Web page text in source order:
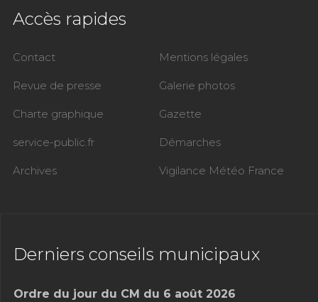
Accès rapides
Contact Mentions légales
Revue de presse Galerie photos
Charte graphique Gazette
service-public.fr Démarches
Archives Vigilance Météo France
Derniers conseils municipaux
Ordre du jour du CM du 6 août 2026